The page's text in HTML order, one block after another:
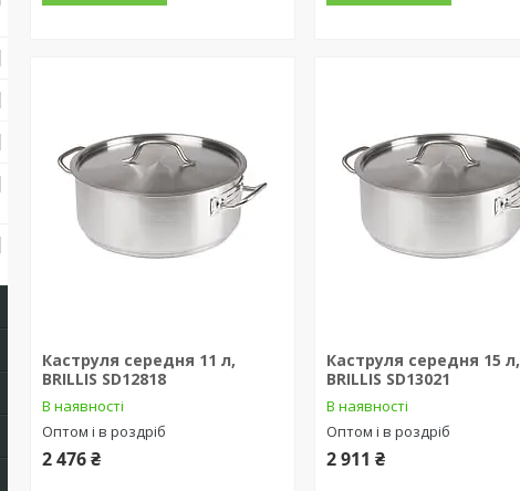
Каструля середня 11 л,
BRILLIS SD12818
В наявності
Оптом і в роздріб
2 476 ₴
Каструля середня 15 л,
BRILLIS SD13021
В наявності
Оптом і в роздріб
2 911 ₴